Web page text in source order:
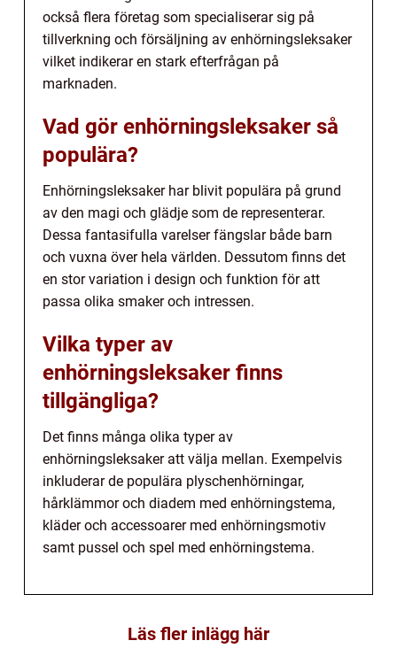
också flera företag som specialiserar sig på
tillverkning och försäljning av enhörningsleksaker
vilket indikerar en stark efterfrågan på
marknaden.
Vad gör enhörningsleksaker så
populära?
Enhörningsleksaker har blivit populära på grund
av den magi och glädje som de representerar.
Dessa fantasifulla varelser fängslar både barn
och vuxna över hela världen. Dessutom finns det
en stor variation i design och funktion för att
passa olika smaker och intressen.
Vilka typer av
enhörningsleksaker finns
tillgängliga?
Det finns många olika typer av
enhörningsleksaker att välja mellan. Exempelvis
inkluderar de populära plyschenhörningar,
hårklämmor och diadem med enhörningstema,
kläder och accessoarer med enhörningsmotiv
samt pussel och spel med enhörningstema.
Läs fler inlägg här